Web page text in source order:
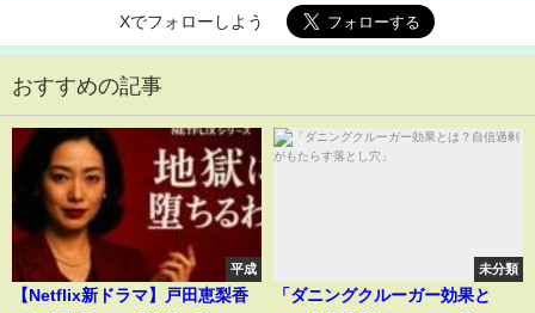
Xでフォローしよう
おすすめの記事
平成
【Netflix新ドラマ】戸田恵梨香
未分類
「ダニングクルーガー効果と